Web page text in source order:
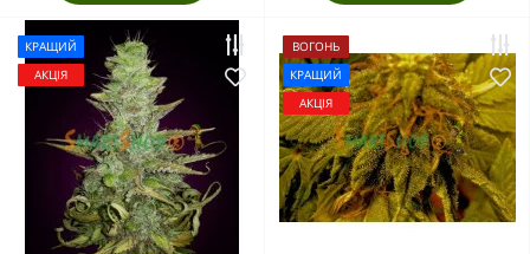
КРАЩИЙ
АКЦІЯ
ВОГОНЬ
КРАЩИЙ
АКЦІЯ